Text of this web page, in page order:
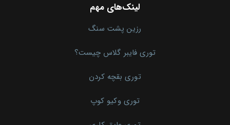
لینک‌های مهم
رزین پشت سنگ
توری فایبر گلاس چیست؟
توری بقچه کردن
توری وکیو کوپ